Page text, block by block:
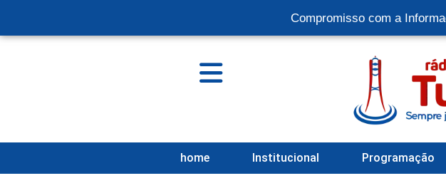
Compromisso com a
home Institucional Programação